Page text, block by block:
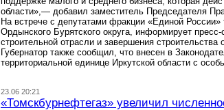
области»,— добавил заместитель Председателя
На встрече с депутатами фракции «Единой России»
Ордынского Бурятского округа, информирует
строительной отрасли и завершения строительства
Губернатор также сообщил, что внесен в
территориальной единице Иркутской области с
23.06 20:21
«Томскбурнефтегаз» увеличил